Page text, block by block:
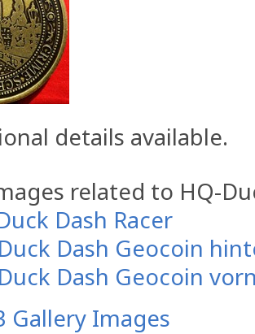
details available.
related to HQ-
Dash Racer
Dash Geocoin
Dash Geocoin
Gallery Images